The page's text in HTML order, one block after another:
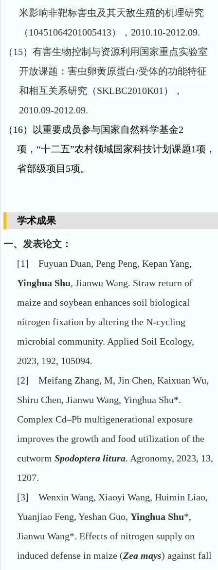
米影响非靶标害虫及其天敌生殖的机理研究
（10451064201005413）， 2010.10-2012.09.
（15） 有害生物控制与资源利用国家重点实验室
开放课题：害虫卵黄原蛋白/受体的功能特征
和相互关系研究（SKLBC2010K01 ），
2010.09-2012.09.
（16）
以重要成员参与国家自然科学基金2
项， “十二五”农村领域国家科技计划课题1项，
省部级项目 5项。
学术成果
一、发表论文：
[1]
Fuyuan Duan, Peng Peng, Kepan Yang,
Yinghua Shu, Jianwu Wang. Straw return of
maize and soybean enhances soil biological
nitrogen fixation by altering the N-cycling
microbial community. Applied Soil Ecology,
2023, 192, 105094.
[2]
Meifang Zhang, M, Jin Chen, Kaixuan Wu,
Shiru Chen, Jianwu Wang, Yinghua Shu*.
Complex Cd–Pb multigenerational exposure
improves the growth and food utilization of the
cutworm Spodoptera litura. Agronomy, 2023, 13,
1207.
[3]
Wenxin Wang, Xiaoyi Wang, Huimin Liao,
Yuanjiao Feng, Yeshan Guo, Yinghua Shu*,
Jianwu Wang*. Effects of nitrogen supply on
induced defense in maize (Zea mays) against fall